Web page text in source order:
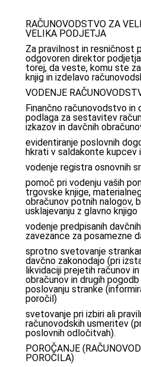
RAČUNOVODSTVO ZA
VELIKA PODJETJA
Za pravilnost in resničnost
odgovoren direktor
torej, da veste, komu ste
knjig in izdelavo
VODENJE
Finančno računovodstvo in
podlaga za sestavitev
izkazov in davčnih
evidentiranje poslovnih
hkrati v saldakonte kupcev
vodenje registra osnovnih
pomoč pri vodenju vaših
trgovske knjige,
obračunov potnih nalogov,
usklajevanju z glavno knjigo
vodenje predpisanih
zavezance za posamezne
sprotno svetovanje
davčno zakonodajo (pri
likvidaciji prejetih računov
obračunov in drugih
poslovanju stranke
poročil)
svetovanje pri izbiri ali
računovodskih usmeritev
poslovnih odločitvah).
POROČANJE
POROČILA)